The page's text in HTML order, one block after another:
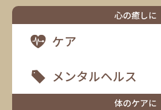
心の癒しに
ケア
メンタルヘルス
体のケアに